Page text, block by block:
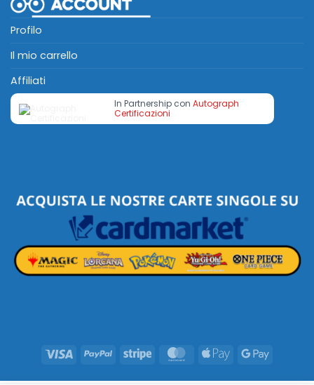
Profilo
Il mio carrello
Affiliati
In Partnership con Autograph
Certificazioni
Visa PayPal Stripe MasterCard
Apple
Google